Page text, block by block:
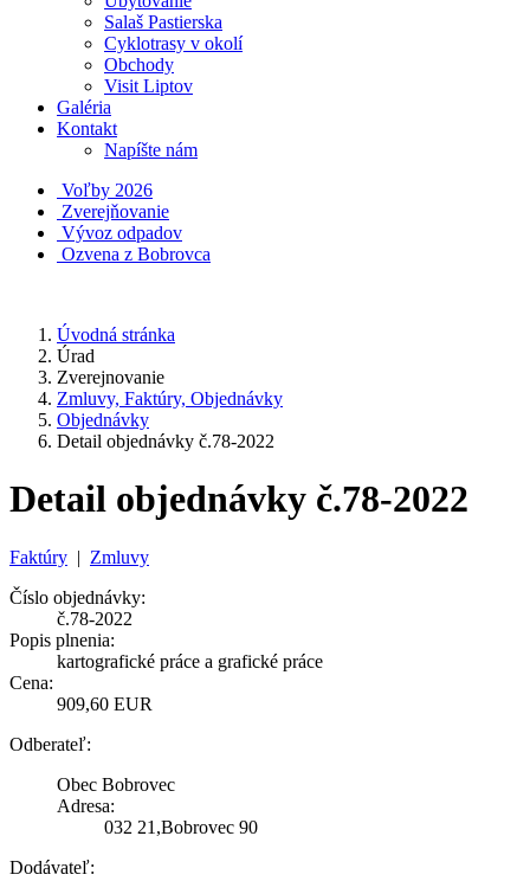
Salaš Pastierska
Cyklotrasy v okolí
Obchody
Visit Liptov
Galéria
Kontakt
Napíšte nám
Voľby 2026
Zverejňovanie
Vývoz odpadov
Ozvena z Bobrovca
Úvodná stránka
Úrad
Zverejnovanie
Zmluvy, Faktúry, Objednávky
Objednávky
Detail objednávky č.78-2022
Detail objednávky č.78-2022
Faktúry | Zmluvy
Číslo objednávky:
č.78-2022
Popis plnenia:
kartografické práce a grafické práce
Cena:
909,60 EUR
Odberateľ:
Obec Bobrovec
Adresa:
032 21,Bobrovec 90
Dodávateľ: